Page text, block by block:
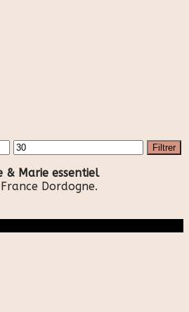
Prix
max
Filtrer
& Marie essentiel
Dordogne.